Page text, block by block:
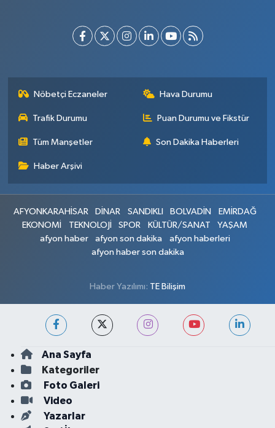
Nöbetçi Eczaneler Hava Durumu
Trafik Durumu Puan Durumu ve Fikstür
Tüm Manşetler Son Dakika Haberleri
Haber Arşivi
AFYONKARAHİSAR DİNAR SANDIKLI BOLVADİN
EMİRDAĞ
EKONOMİ
TEKNOLOJİ SPOR KÜLTÜR/SANAT
YAŞAM
afyon haber
afyon son dakika
afyon haberleri
afyon haber son dakika
Haber Yazılımı: TE Bilişim
Ana Sayfa
Kategoriler
Foto Galeri
Video
Yazarlar